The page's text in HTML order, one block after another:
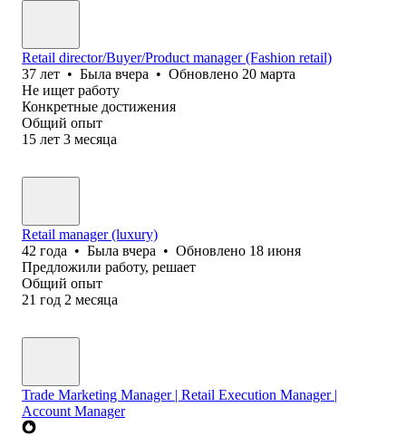
Retail director/Buyer/Product manager (Fashion retail)
37 лет • Была вчера • Обновлено 20 марта
Не ищет работу
Конкретные достижения
Общий опыт
15 лет 3 месяца
Retail manager (luxury)
42 года • Была вчера • Обновлено 18 июня
Предложили работу, решает
Общий опыт
21 год 2 месяца
Trade Marketing Manager | Retail Execution Manager |
Account Manager